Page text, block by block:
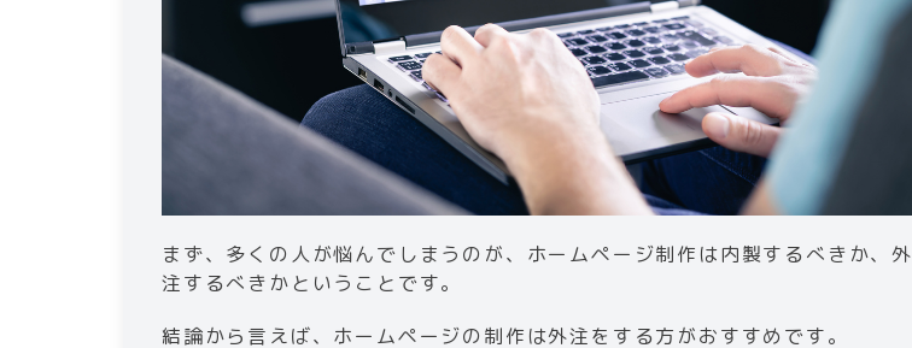
まず、多くの人が悩んでしまうのが、ホームページ制作は内製するべきか、外
注するべきかということです。
結論から言えば、ホームページの制作は外注をする方がおすすめです。